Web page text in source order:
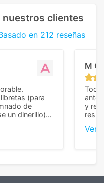
nuestros clientes
en 212 reseñas
(para
de
un dinerillo) y
buena calidad
M C
Todo
y
Ver